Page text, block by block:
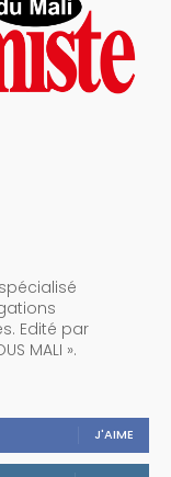
Edité par
MALI ».
J'AIME